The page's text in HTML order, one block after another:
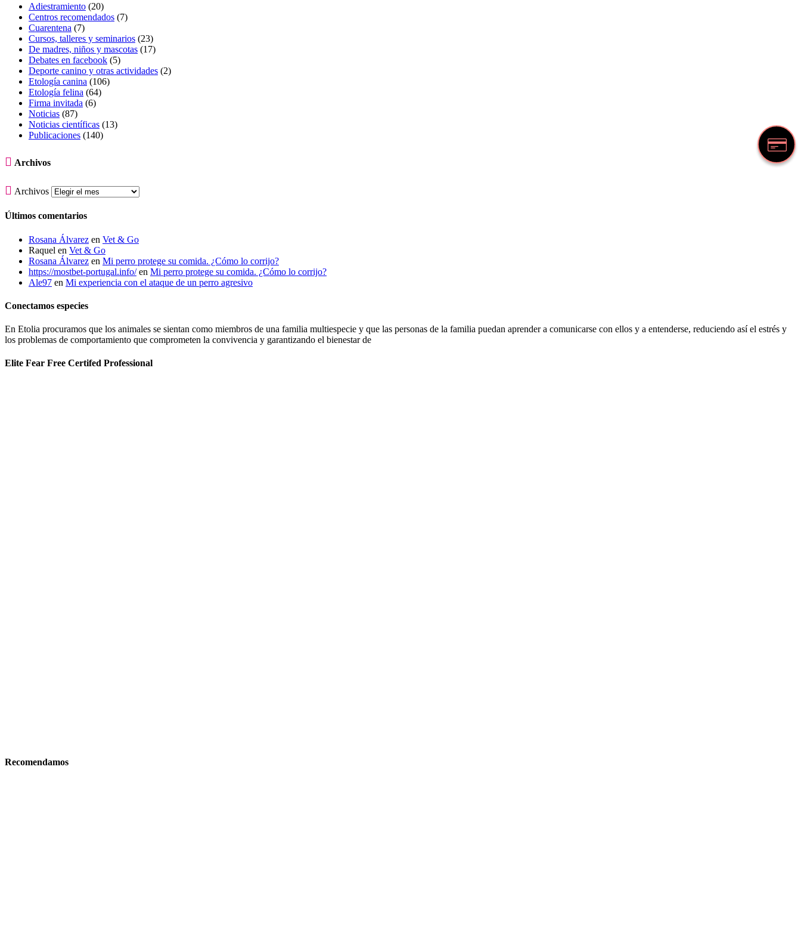
Adiestramiento (20)
Centros recomendados (7)
Cuarentena (7)
Cursos, talleres y seminarios (23)
De madres, niños y mascotas (17)
Debates en facebook (5)
Deporte canino y otras actividades (2)
Etología canina (106)
Etología felina (64)
Firma invitada (6)
Noticias (87)
Noticias científicas (13)
Publicaciones (140)
 Archivos
 Archivos
Últimos comentarios
Rosana Álvarez en Vet & Go
Raquel en Vet & Go
Rosana Álvarez en Mi perro protege su comida. ¿Cómo lo corrijo?
https://mostbet-portugal.info/en Mi perro protege su comida. ¿Cómo lo corrijo?
Ale97 en Mi experiencia con el ataque de un perro agresivo
Conectamos especies
En Etolia procuramos que los animales se sientan como miembros de una familia multiespecie y que las personas de la familia puedan aprender a comunicarse con ellos y a entenderse, reduciendo así el estrés y
los problemas de comportamiento que comprometen la convivencia y garantizando el bienestar de
Elite Fear Free Certifed Professional
Recomendamos